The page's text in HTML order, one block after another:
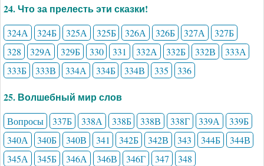
24. Что за прелесть эти сказки!
324А 324Б 325А 325Б 326А 326Б 327А
327Б
328
329А 329Б 330 331 332А 332Б 332В
333А
333Б
333В 334А 334Б 334В 335 336
25. Волшебный мир слов
Вопросы 337Б 338А 338Б 338В 338Г 339А
339Б
340А
340Б 340В 341 342Б 342В 343 344Б
344В
345А
345Б 346А 346В 346Г 347 348